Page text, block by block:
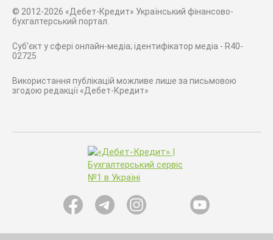
© 2012-2026 «Дебет-Кредит» Український фінансово-
бухгалтерський портал.
Суб'єкт у сфері онлайн-медіа; ідентифікатор медіа - R40-
02725
Використання публікацій можливе лише за письмовою
згодою редакції «Дебет-Кредит»